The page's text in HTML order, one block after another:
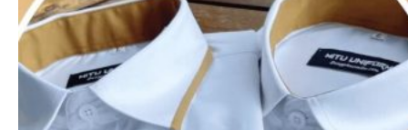
Xem nhanh
Áo thun polo